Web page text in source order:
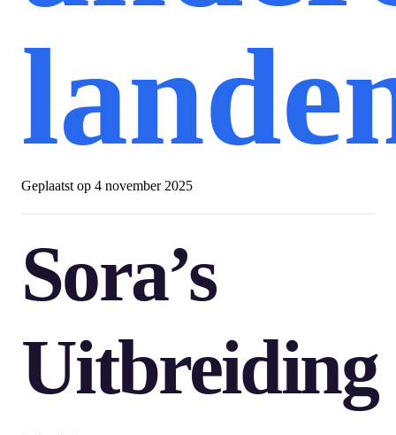
Geplaatst op 4 november 2025
Sora’s
Uitbreiding